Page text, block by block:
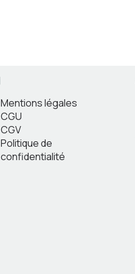
Mentions légales
CGU
CGV
Politique de
confidentialité